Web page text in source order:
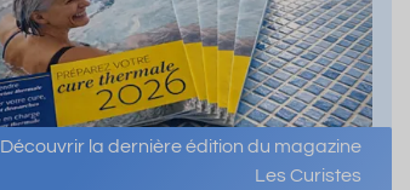
Découvrir la dernière édition du magazine
Les Curistes